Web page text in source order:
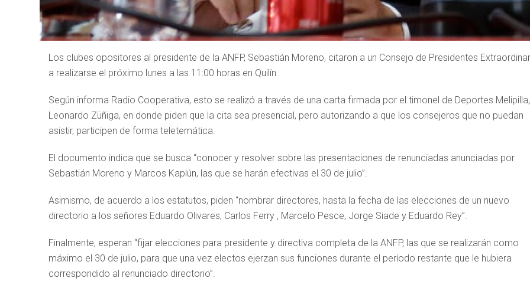
Los clubes opositores al presidente de la ANFP, Sebastián Moreno, citaron a un Consejo de Presidentes
a realizarse el próximo lunes a las 11:00 horas en Quilín.
Según informa Radio Cooperativa, esto se realizó a través de una carta firmada por el timonel de Deportes Melipilla,
Leonardo Züñiga, en donde piden que la cita sea presencial, pero autorizando a que los consejeros que no puedan
asistir, participen de forma teletemática.
El documento indica que se busca “conocer y resolver sobre las presentaciones de renunciadas anunciadas por
Sebastián Moreno y Marcos Kaplún, las que se harán efectivas el 30 de julio”.
Asimismo, de acuerdo a los estatutos, piden “nombrar directores, hasta la fecha de las elecciones de un nuevo
directorio a los señores Eduardo Olivares, Carlos Ferry , Marcelo Pesce, Jorge Siade y Eduardo Rey”.
Finalmente, esperan “fijar elecciones para presidente y directiva completa de la ANFP, las que se realizarán como
máximo el 30 de julio, para que una vez electos ejerzan sus funciones durante el período restante que le hubiera
correspondido al renunciado directorio”.